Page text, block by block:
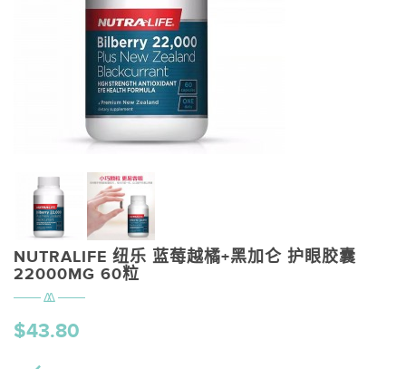
NUTRALIFE 纽乐 蓝莓越橘+黑加仑 护眼胶囊
22000MG 60粒
$43.80